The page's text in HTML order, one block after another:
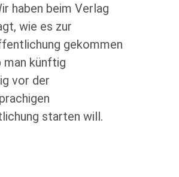
haben beim Verlag
wie es zur
gekommen
man künftig
vor der
starten will.